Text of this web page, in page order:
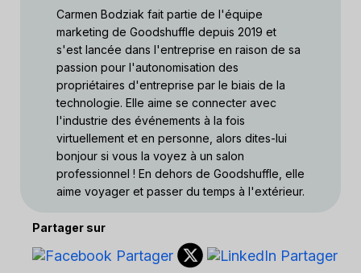
Carmen Bodziak fait partie de l'équipe
marketing de Goodshuffle depuis 2019 et
s'est lancée dans l'entreprise en raison de sa
passion pour l'autonomisation des
propriétaires d'entreprise par le biais de la
technologie. Elle aime se connecter avec
l'industrie des événements à la fois
virtuellement et en personne, alors dites-lui
bonjour si vous la voyez à un salon
professionnel ! En dehors de Goodshuffle, elle
aime voyager et passer du temps à l'extérieur.
Partager sur